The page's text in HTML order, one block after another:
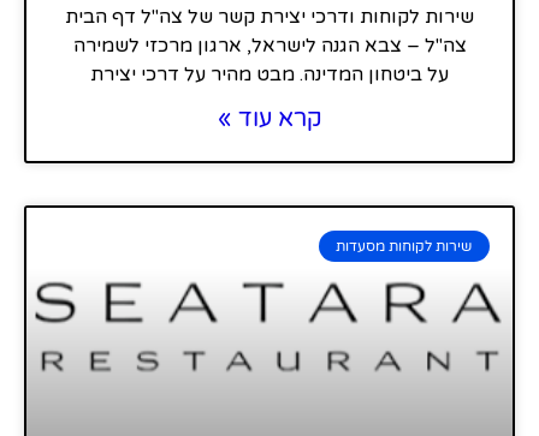
שירות לקוחות ודרכי יצירת קשר של צה"ל דף הבית
צה"ל – צבא הגנה לישראל, ארגון מרכזי לשמירה
על ביטחון המדינה. מבט מהיר על דרכי יצירת
קרא עוד »
שירות לקוחות מסעדות